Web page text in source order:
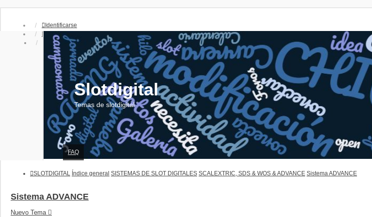
Identificarse
Registrarse
Slotdigital
Temas de slotdigital
FAQ
SLOTDIGITAL Índice general SISTEMAS DE SLOT DIGITALES SCALEXTRIC, SDS & WOS & ADVANCE Sistema ADVANCE
Sistema ADVANCE
Nuevo Tema